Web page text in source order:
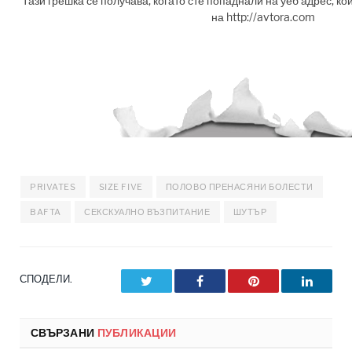
PRIVATES SIZE FIVE ПОЛОВО ПРЕНАСЯНИ БОЛЕСТИ
BAFTA СЕКСКУАЛНО ВЪЗПИТАНИЕ ШУТЪР
СПОДЕЛИ. Facebook Pinterest
СВЪРЗАНИ ПУБЛИКАЦИИ